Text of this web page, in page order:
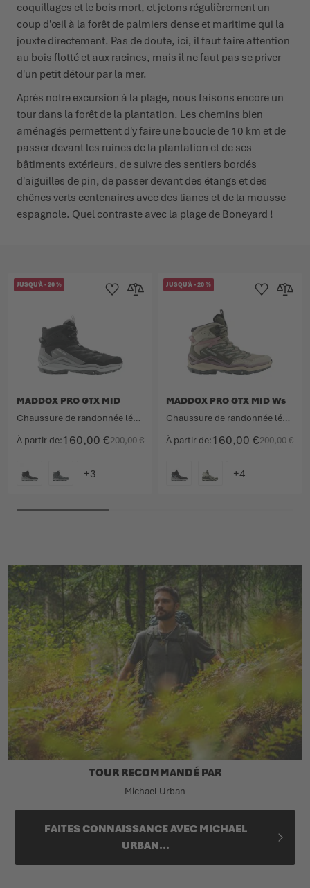
coquillages et le bois mort, et jetons régulièrement un
coup d'œil à la forêt de palmiers dense et maritime qui la
jouxte directement. Pas de doute, ici, il faut faire attention
au bois flotté et aux racines, mais il ne faut pas se priver
d'un petit détour par la mer.
Après notre excursion à la plage, nous faisons encore un
tour dans la forêt de la plantation. Les chemins bien
aménagés permettent d'y faire une boucle de 10 km et de
passer devant les ruines de la plantation et de ses
bâtiments extérieurs, de suivre des sentiers bordés
d'aiguilles de pin, de passer devant des étangs et des
chênes verts centenaires avec des lianes et de la mousse
espagnole. Quel contraste avec la plage de Boneyard !
JUSQU'À-20%
À partir de 160,00 €200,00 €
MADDOX PRO GTX MID
Chaussure de randonnée légère technique avec tige à coupe moyenne.
Ajouter à la liste d'achats
Ajouter au comparateur
JUSQU'À-20%
À partir de 160,00 €200,00 €
MADDOX PRO GTX MID Ws
Chaussure de randonnée légère technique avec tige à coupe moyenne.
Ajouter à la
Ajouter
TOUR RECOMMANDÉ PAR
Michael Urban
FAITES CONNAISSANCE AVEC MICHAEL
URBAN...